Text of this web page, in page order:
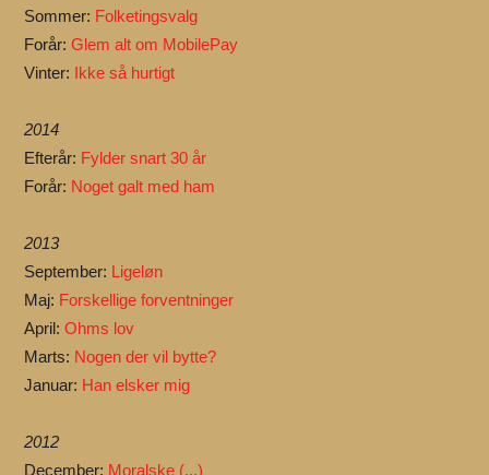
Sommer: Folketingsvalg
Forår:Glem alt om MobilePay
Vinter: Ikke så hurtigt
2014
Efterår: Fylder snart 30 år
Forår: Noget galt med ham
2013
September: Ligeløn
Maj: Forskellige forventninger
April:Ohms lov
Marts: Nogen der vil bytte?
Januar: Han elsker mig
2012
December: Moralske (...)